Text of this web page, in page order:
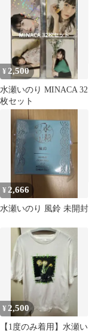
¥2,500
水瀬いのり MINACA 32
枚セット
¥ 2,666
水瀬いのり 風鈴 未開封
¥ 2,500
【1度のみ着用】水瀬い